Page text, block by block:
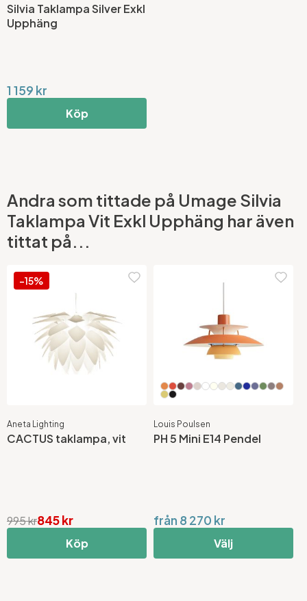
Silvia Taklampa Silver Exkl
Upphäng
1 159 kr
Köp
Andra som tittade på Umage Silvia
Taklampa Vit Exkl Upphäng har även
tittat på...
-15%
Aneta Lighting
CACTUS taklampa, vit
845 kr
995 kr
Köp
Louis Poulsen
PH 5 Mini E14 Pendel
från 8 270 kr
Välj